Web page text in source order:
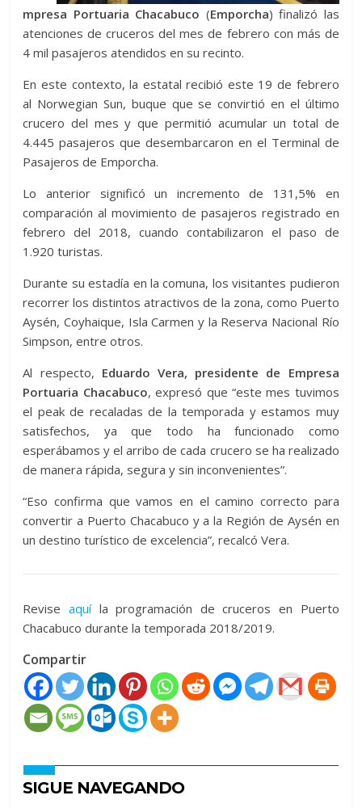
mpresa Portuaria Chacabuco (Emporcha) finalizó las
atenciones de cruceros del mes de febrero con más de
4 mil pasajeros atendidos en su recinto.
En este contexto, la estatal recibió este 19 de febrero
al Norwegian Sun, buque que se convirtió en el último
crucero del mes y que permitió acumular un total de
4.445 pasajeros que desembarcaron en el Terminal de
Pasajeros de Emporcha.
Lo anterior significó un incremento de 131,5% en
comparación al movimiento de pasajeros registrado en
febrero del 2018, cuando contabilizaron el paso de
1.920 turistas.
Durante su estadía en la comuna, los visitantes pudieron
recorrer los distintos atractivos de la zona, como Puerto
Aysén, Coyhaique, Isla Carmen y la Reserva Nacional Río
Simpson, entre otros.
Al respecto, Eduardo Vera, presidente de Empresa
Portuaria Chacabuco, expresó que “este mes tuvimos
el peak de recaladas de la temporada y estamos muy
satisfechos, ya que todo ha funcionado como
esperábamos y el arribo de cada crucero se ha realizado
de manera rápida, segura y sin inconvenientes”.
“Eso confirma que vamos en el camino correcto para
convertir a Puerto Chacabuco y a la Región de Aysén en
un destino turístico de excelencia”, recalcó Vera.
Reviseaquíla programación de cruceros en Puerto
Chacabuco durante la temporada 2018/2019.
Compartir
SIGUE NAVEGANDO